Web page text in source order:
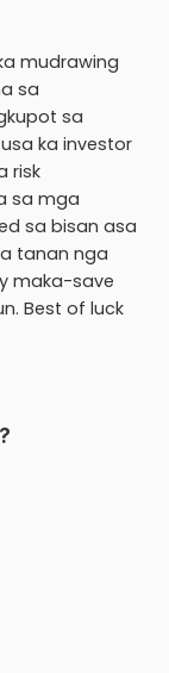
mudrawing
sa
sa
ka investor
risk
sa mga
sa bisan asa
tanan nga
maka-save
Best of luck
?